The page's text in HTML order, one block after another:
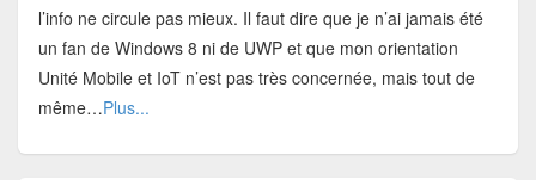
l’info ne circule pas mieux. Il faut dire que je n’ai jamais été
un fan de Windows 8 ni de UWP et que mon orientation
Unité Mobile et IoT n’est pas très concernée, mais tout de
même…Plus...